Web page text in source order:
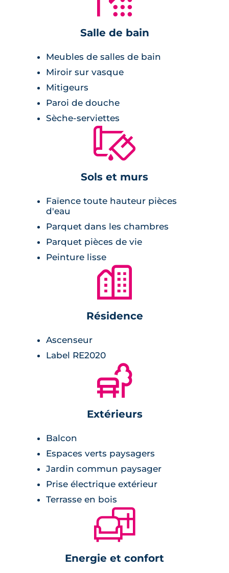
climatisation réversible et une pompe à
chaleur. Enfin, la résidence est sécurisée avec
Salle de bain
Meubles de salles de bain
Miroir sur vasque
Mitigeurs
Paroi de douche
Sèche-serviettes
🔨
Sols et murs
Faïence toute hauteur pièces
d'eau
Parquet dans les chambres
Parquet pièces de vie
Peinture lisse
🏙
Résidence
Ascenseur
Label RE2020
🌲
Extérieurs
Balcon
Espaces verts paysagers
Jardin commun paysager
Prise électrique extérieur
Terrasse en bois
🛋
Energie et confort